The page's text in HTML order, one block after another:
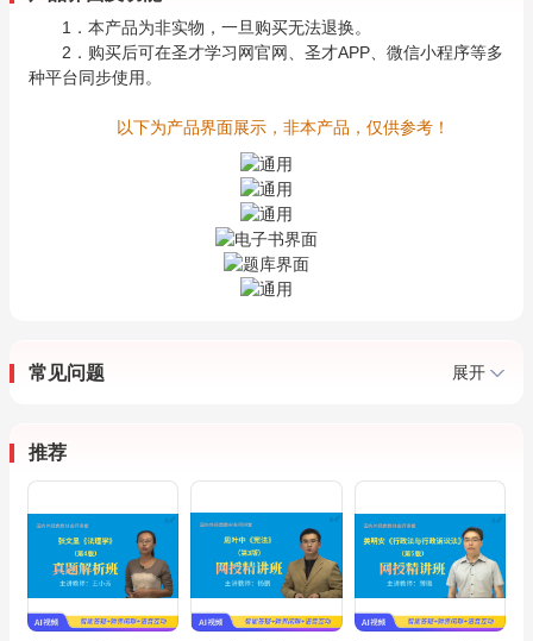
1．本产品为非实物，一旦购买无法退换。
2．购买后可在圣才学习网官网、圣才APP、微信小程序等多
种平台同步使用。
以下为产品界面展示，非本产品，仅供参考！
常见问题 展开
推荐